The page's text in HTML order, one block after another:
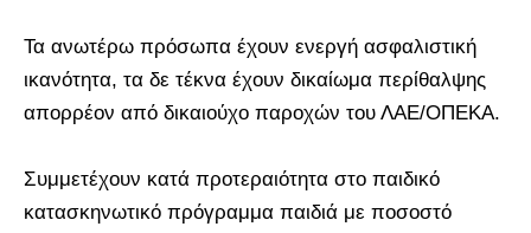
Τα ανωτέρω πρόσωπα έχουν ενεργή ασφαλιστική
ικανότητα, τα δε τέκνα έχουν δικαίωμα περίθαλψης
απορρέον από δικαιούχο παροχών του ΛΑΕ/ΟΠΕΚΑ.
Συμμετέχουν κατά προτεραιότητα στο παιδικό
κατασκηνωτικό πρόγραμμα παιδιά με ποσοστό